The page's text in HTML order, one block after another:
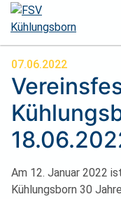
07.06.2022
Am 12. Januar 2022
Kühlungsborn 30